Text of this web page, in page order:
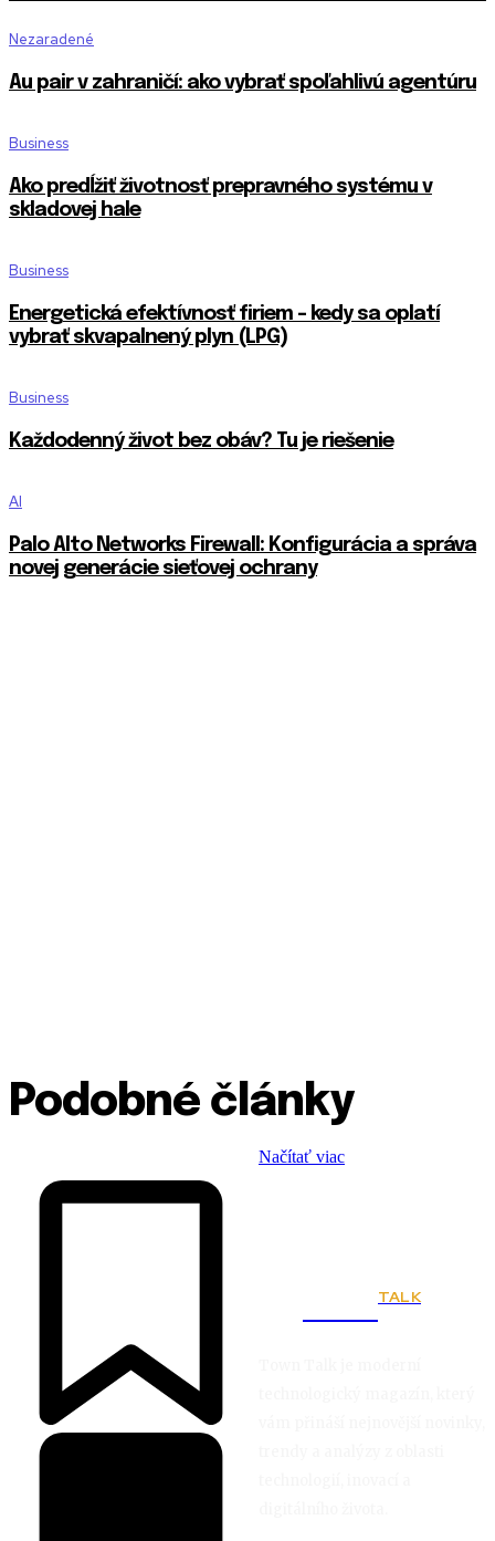
Nezaradené
Au pair v zahraničí: ako vybrať spoľahlivú agentúru
Business
Ako predĺžiť životnosť prepravného systému v
skladovej hale
Business
Energetická efektívnosť firiem – kedy sa oplatí
vybrať skvapalnený plyn (LPG)
Business
Každodenný život bez obáv? Tu je riešenie
AI
Palo Alto Networks Firewall: Konfigurácia a správa
novej generácie sieťovej ochrany
Podobné články
Načítať viac
TALK